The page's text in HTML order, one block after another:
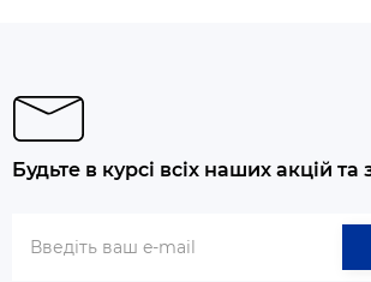
Будьте в курсі всіх наших акцій